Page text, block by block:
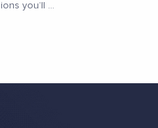
you’ll ...